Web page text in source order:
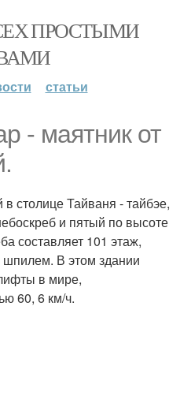
ПРОСТЫМИ
статьи
- маятник от
столице Тайваня - тайбэе,
и пятый по высоте
составляет 101 этаж,
В этом здании
в мире,
60, 6 км/ч.